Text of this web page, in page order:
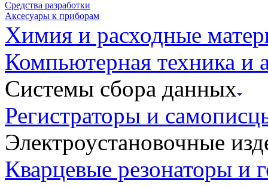
Средства разработки
Аксесуары к приборам
Химия и расходные
Компьютерная техника и
Системы сбора данных
Регистраторы и
Электроустановочные
Кварцевые резонаторы и